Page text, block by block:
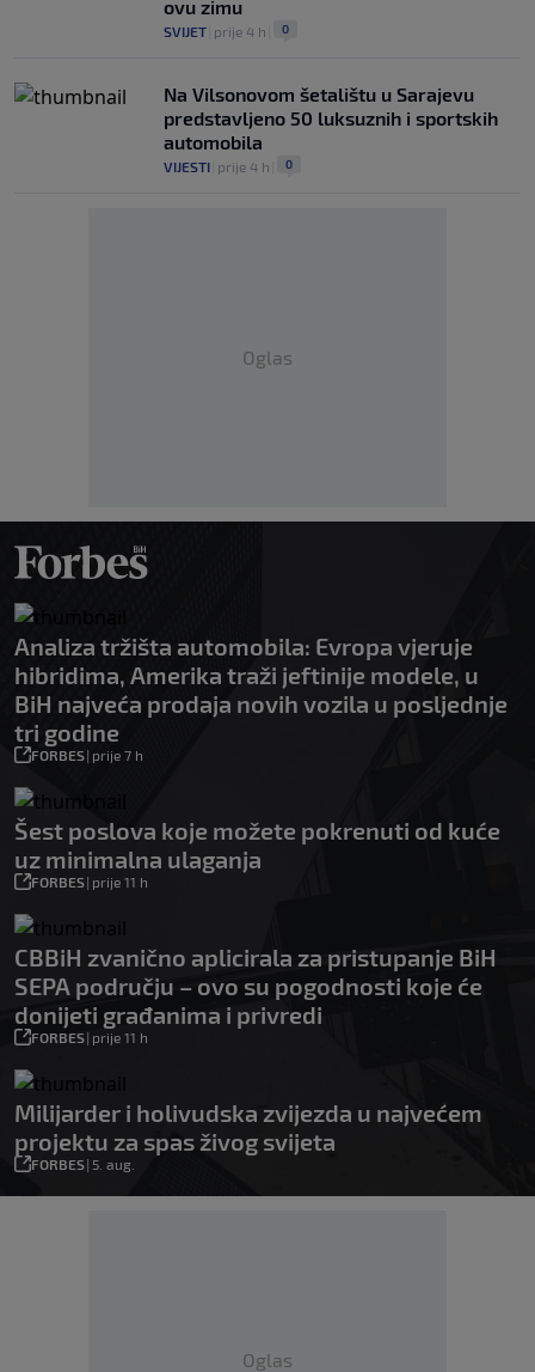
ovu zimu
SVIJET prije 4 h 0
Na Vilsonovom šetalištu u Sarajevu
predstavljeno 50 luksuznih i sportskih
automobila
VIJESTI prije 4 h 0
Oglas
Analiza tržišta automobila: Evropa vjeruje
hibridima, Amerika traži jeftinije modele, u
BiH najveća prodaja novih vozila u posljednje
tri godine
FORBES| prije 7 h
Šest poslova koje možete pokrenuti od kuće
uz minimalna ulaganja
FORBES| prije 11 h
CBBiH zvanično aplicirala za pristupanje BiH
SEPA području – ovo su pogodnosti koje će
donijeti građanima i privredi
FORBES| prije 11 h
Milijarder i holivudska zvijezda u najvećem
projektu za spas živog svijeta
FORBES| 5. aug.
Oglas